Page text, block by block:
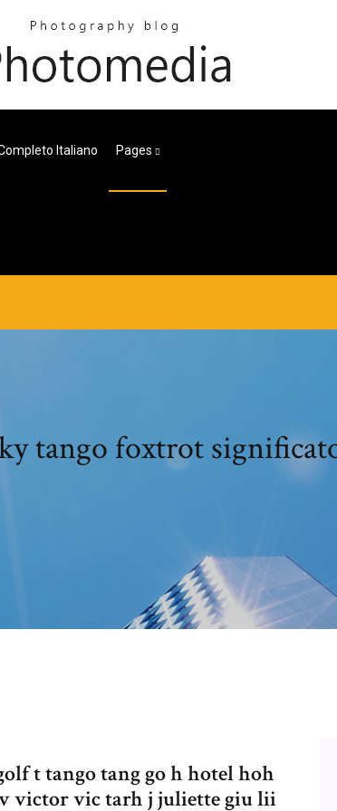
Italiano Pages
tango foxtrot
t tango tang go h hotel hoh
victor vic tarh j juliette giu lii